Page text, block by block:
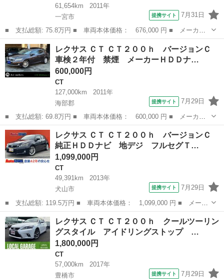
61,654km
2011年
一宮市
提携サイト 7月31日
■ 支払総額: 75.8万円 ■ 車両本体価格： 676,000 円 ■ メーカー
名： レクサス ■ 車種名： ＣＴ ■ グレード名： ＣＴ２００
ｈ バージョンＣ ナビＴＶ ＬＥＤ バックカメラ ＤＶＤ再生
純正１７アルミ...
愛知 一宮市 CT
レクサス ＣＴ ＣＴ２００ｈ バージョンＣ
車検２年付 禁煙 メーカーＨＤＤナ…
600,000円
CT
127,000km
2011年
海部郡
提携サイト 7月29日
■ 支払総額: 69.8万円 ■ 車両本体価格： 600,000 円 ■ メーカー
名： レクサス ■ 車種名： ＣＴ ■ グレード名： ＣＴ２００
ｈ バージョンＣ 車検２年付 禁煙 メーカーＨＤＤナビ バック
モニター クル...
愛知 海部郡 CT
レクサス ＣＴ ＣＴ２００ｈ バージョンＣ
純正ＨＤＤナビ 地デジ フルセグＴ…
1,099,000円
CT
49,391km
2013年
犬山市
提携サイト 7月29日
■ 支払総額: 119.5万円 ■ 車両本体価格： 1,099,000 円 ■ メーカ
ー名： レクサス ■ 車種名： ＣＴ ■ グレード名： ＣＴ２００
ｈ バージョンＣ 純正ＨＤＤナビ 地デジ フルセグＴＶ バック
モニター...
愛知 犬山市 CT
レクサス ＣＴ ＣＴ２００ｈ クールツーリン
グスタイル アイドリングストップ …
1,800,000円
CT
57,000km
2017年
豊橋市
提携サイト 7月29日